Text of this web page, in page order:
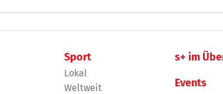
Sport
Lokal
Weltweit
s+ im
Events